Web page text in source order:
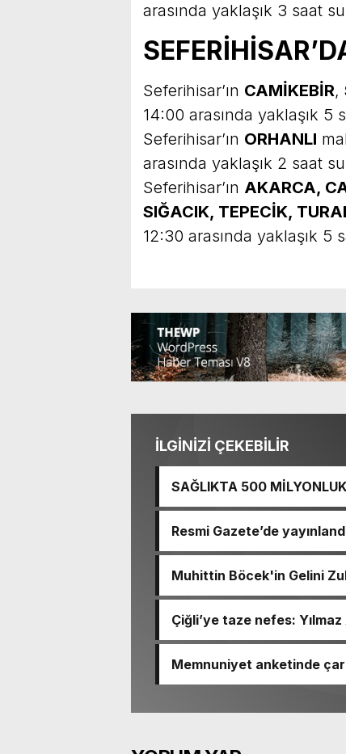
arasında yaklaşık 3 saat
Seferihisar’ın CAMİKEBİR,
14:00 arasında yaklaşık 5
Seferihisar’ın ORHANLI
arasında yaklaşık 2 saat
Seferihisar’ın AKARCA,
SIĞACIK, TEPECİK,
12:30 arasında yaklaşık 5
İLGİNİZİ ÇEKEBİLİR
SAĞLIKTA 500
BASTI!
Resmi Gazete’de
Muhittin Böcek'in Gelini
Çiğli’ye taze nefes: Yılmaz
Memnuniyet anketinde
Ömer Eşki ilk sırada